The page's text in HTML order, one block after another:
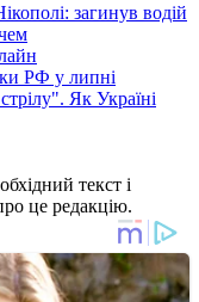
загинув водій
РФ у липні
Як Україні
текст і
це редакцію.